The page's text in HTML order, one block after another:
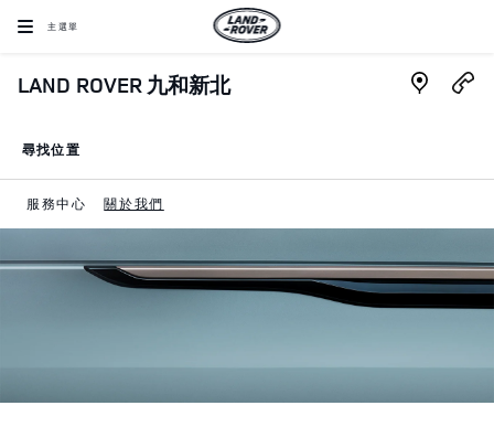
主選單
LAND ROVER 九和新北 Link
尋找位置
LINK OPENS IN NEW TAB
服務中心 關於我們